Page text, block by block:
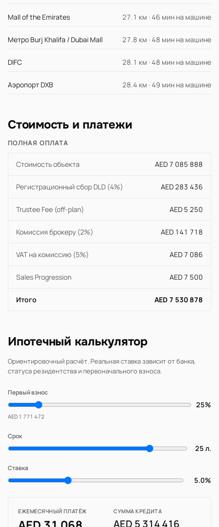
Mall of the Emirates 27.1 км · 46 мин на машине
Метро Burj Khalifa / Dubai Mall 27.8 км · 48 мин на машине
DIFC 28.1 км · 48 мин на машине
Аэропорт DXB 28.4 км · 49 мин на машине
Стоимость и платежи
ПОЛНАЯ ОПЛАТА
Стоимость объекта AED 7 085 888
Регистрационный сбор DLD (4%) AED 283 436
Trustee Fee (off-plan) AED 5 250
Комиссия брокеру (2%) AED 141 718
VAT на комиссию (5%) AED 7 086
Sales Progression AED 7 500
Итого AED 7 530 878
Ипотечный калькулятор
Ориентировочный расчёт. Реальная ставка зависит от банка,
статуса резидентства и первоначального взноса.
Первый взнос
25%
AED 1 771 472
Срок
25 л.
Ставка
5.0%
ЕЖЕМЕСЯЧНЫЙ ПЛАТЁЖ СУММА КРЕДИТА
AED 5 314 416